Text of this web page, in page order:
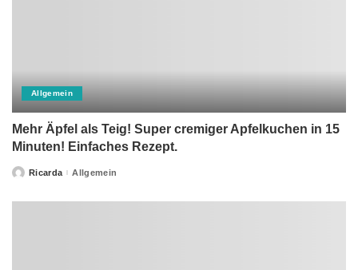
Allgemein
Mehr Äpfel als Teig! Super cremiger Apfelkuchen in 15
Minuten! Einfaches Rezept.
PostedRicarda Allgemein